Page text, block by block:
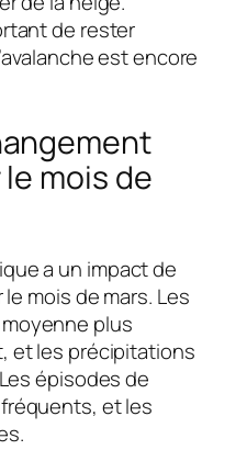
de rester
est encore
mois de
a un impact de
mois de mars. Les
plus
et les précipitations
épisodes de
et les